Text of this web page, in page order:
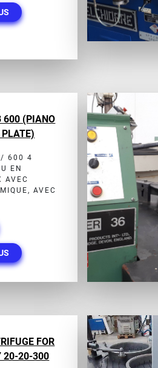
600 (PIANO
PLATE)
/ 600 4
EN
AVEC
AVEC
FOR
20-20-300